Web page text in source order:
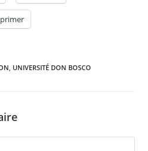
, UNIVERSITÉ DON BOSCO